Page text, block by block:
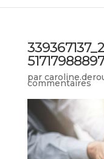
par
commentaires